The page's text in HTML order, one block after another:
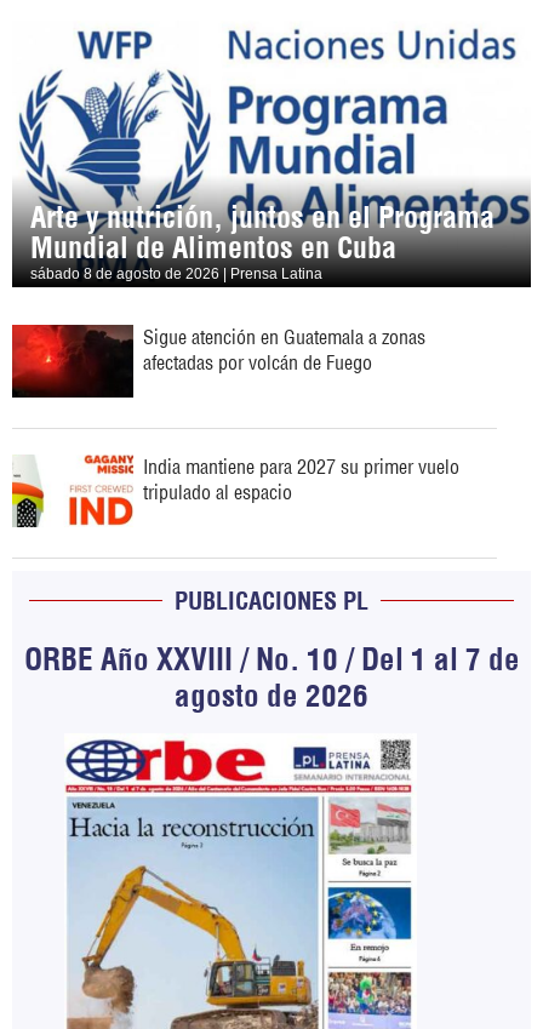
Arte y nutrición, juntos en el Programa
Mundial de Alimentos en Cuba
sábado 8 de agosto de 2026 | Prensa Latina
Sigue atención en Guatemala a zonas
afectadas por volcán de Fuego
India mantiene para 2027 su primer vuelo
tripulado al espacio
PUBLICACIONES PL
ORBE Año XXVIII / No. 10 / Del 1 al 7 de
agosto de 2026